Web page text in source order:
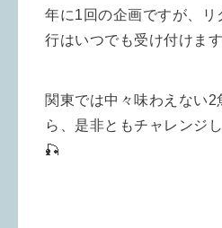
年に1回の企画ですが、リ
行はいつでも受け付けます
関東では中々味わえない2
ら、是非ともチャレンジ
🎣